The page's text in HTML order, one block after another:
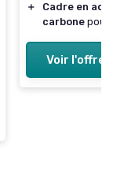
＋
Cadre en
carbone pour
Voir l'offre